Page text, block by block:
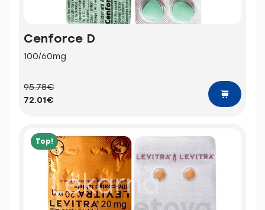
Cenforce D
100/60mg
95.78€
72.01€
Top!